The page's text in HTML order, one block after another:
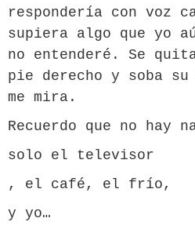
respondería con voz
supiera algo que yo
no entenderé. Se
pie derecho y soba
me mira.
Recuerdo que no hay
solo el televisor
, el café, el frío,
y yo…